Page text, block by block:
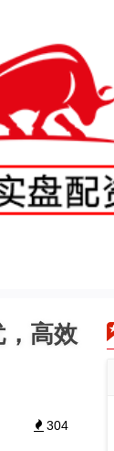
高效
304